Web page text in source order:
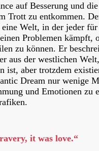
auf Besserung und
Trott zu entkommen.
Welt, in der jeder
Problemen kämpft,
zu können. Er
aus der westlichen
ist, aber trotzdem
Dream nur wenige
und Emotionen zu
it was love.“